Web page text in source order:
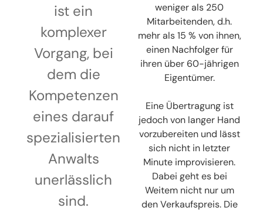
ist ein
komplexer
Vorgang, bei
dem die
Kompetenzen
eines darauf
spezialisierten
Anwalts
unerlässlich
sind.
weniger als 250
Mitarbeitenden, d.h.
mehr als 15 % von ihnen,
einen Nachfolger für
ihren über 60-jährigen
Eigentümer.
Eine Übertragung ist
jedoch von langer Hand
vorzubereiten und lässt
sich nicht in letzter
Minute improvisieren.
Dabei geht es bei
Weitem nicht nur um
den Verkaufspreis. Die